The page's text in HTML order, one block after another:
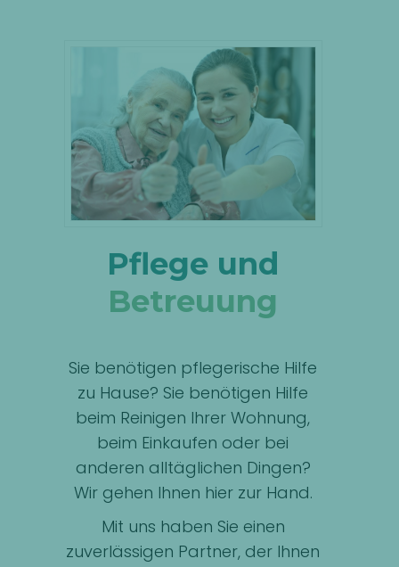
Pflege und
Betreuung
Sie benötigen pflegerische Hilfe
zu Hause? Sie benötigen Hilfe
beim Reinigen Ihrer Wohnung,
beim Einkaufen oder bei
anderen alltäglichen Dingen?
Wir gehen Ihnen hier zur Hand.
Mit uns haben Sie einen
zuverlässigen Partner, der Ihnen